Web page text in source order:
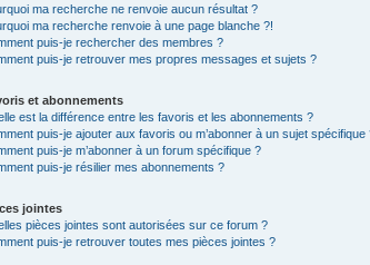
ma recherche ne renvoie aucun résultat ?
ma recherche renvoie à une page blanche ?!
puis-je rechercher des membres ?
puis-je retrouver mes propres messages et sujets ?
et abonnements
est la différence entre les favoris et les abonnements ?
puis-je ajouter aux favoris ou m’abonner à un sujet spécifique
puis-je m’abonner à un forum spécifique ?
puis-je résilier mes abonnements ?
jointes
pièces jointes sont autorisées sur ce forum ?
puis-je retrouver toutes mes pièces jointes ?